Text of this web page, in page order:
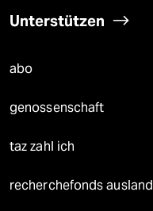
Unterstützen
abo
genossenschaft
taz zahl ich
recherchefonds ausland